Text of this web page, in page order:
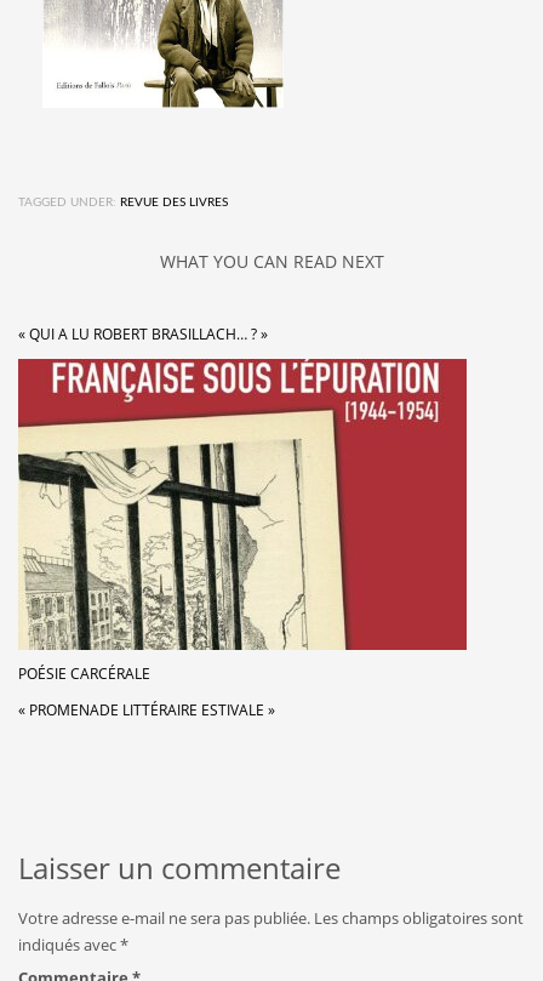
TAGGED UNDER: REVUE DES LIVRES
WHAT YOU CAN READ NEXT
« QUI A LU ROBERT BRASILLACH… ? »
POÉSIE CARCÉRALE
« PROMENADE LITTÉRAIRE ESTIVALE »
Laisser un commentaire
Votre adresse e-mail ne sera pas publiée. Les champs obligatoires sont
indiqués avec*